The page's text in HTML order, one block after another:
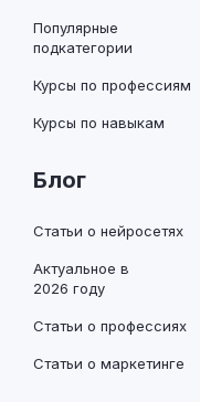
Популярные
подкатегории
Курсы по профессиям
Курсы по навыкам
Блог
Статьи о нейросетях
Актуальное в
2026 году
Статьи о профессиях
Статьи о маркетинге